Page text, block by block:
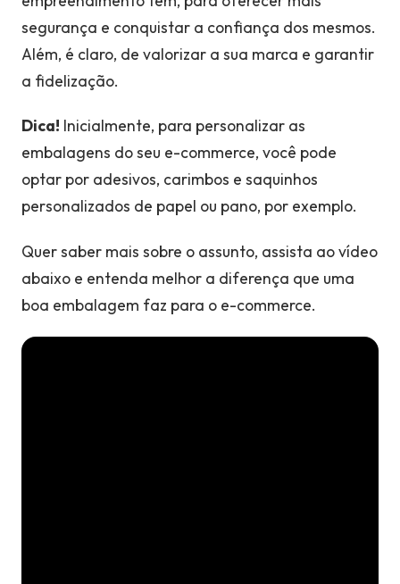
segurança e conquistar a confiança dos mesmos.
Além, é claro, de valorizar a sua marca e garantir
a fidelização.
Dica! Inicialmente, para personalizar as
embalagens do seu e-commerce, você pode
optar por adesivos, carimbos e saquinhos
personalizados de papel ou pano, por exemplo.
Quer saber mais sobre o assunto, assista ao vídeo
abaixo e entenda melhor a diferença que uma
boa embalagem faz para o e-commerce.